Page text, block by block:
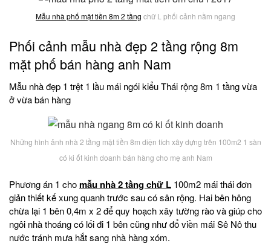
Mẫu nhà phố mặt tiền 8m 2 tầng chữ L phối cảnh nằm ngang
Phối cảnh mẫu nhà đẹp 2 tầng rộng 8m
mặt phố bán hàng anh Nam
Mẫu nhà đẹp 1 trệt 1 lầu mái ngói kiểu Thái rộng 8m 1 tầng vừa
ở vừa bán hàng
Những hình ảnh nhà 2 tầng mặt tiền 8m diện tích xây dựng trên 100m2 1 sàn
có ki ốt kinh doanh bán hàng cho mẹ anh Nam
Phương án 1 chomẫu nhà 2 tầng chữ L 100m2 mái thái đơn
giản thiết kế xung quanh trước sau có sân rộng. Hai bên hông
chừa lại 1 bên 0,4m x 2 để quy hoạch xây tường rào và giúp cho
ngôi nhà thoáng có lối đi 1 bên cũng như đổ viền mái Sê Nô thu
nước tránh mưa hắt sang nhà hàng xóm.